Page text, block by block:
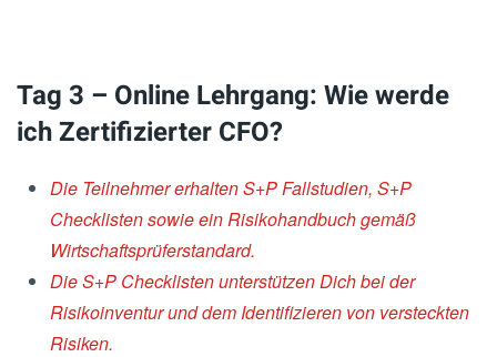
Tag 3 – Online Lehrgang: Wie werde
ich Zertifizierter CFO?
Die Teilnehmer erhalten S+P Fallstudien, S+P
Checklisten sowie einRisikohandbuch gemäß
Wirtschaftsprüferstandard.
Die S+P Checklisten unterstützen Dich bei der
Risikoinventur und dem Identifizieren von versteckten
Risiken.